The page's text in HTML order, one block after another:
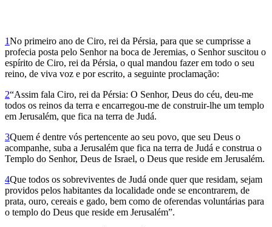
1No primeiro ano de Ciro, rei da Pérsia, para que se cumprisse a
profecia posta pelo Senhor na boca de Jeremias, o Senhor suscitou o
espírito de Ciro, rei da Pérsia, o qual mandou fazer em todo o seu
reino, de viva voz e por escrito, a seguinte proclamação:
2“Assim fala Ciro, rei da Pérsia: O Senhor, Deus do céu, deu-me
todos os reinos da terra e encarregou-me de construir-lhe um templo
em Jerusalém, que fica na terra de Judá.
3Quem é dentre vós pertencente ao seu povo, que seu Deus o
acompanhe, suba a Jerusalém que fica na terra de Judá e construa o
Templo do Senhor, Deus de Israel, o Deus que reside em Jerusalém.
4Que todos os sobreviventes de Judá onde quer que residam, sejam
providos pelos habitantes da localidade onde se encontrarem, de
prata, ouro, cereais e gado, bem como de oferendas voluntárias para
o templo do Deus que reside em Jerusalém”.